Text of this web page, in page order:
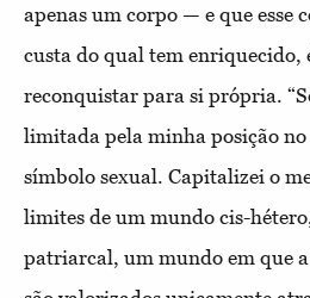
apenas um corpo — e que esse
custa do qual tem enriquecido,
reconquistar para si própria.
limitada pela minha posição
símbolo sexual. Capitalizei o
limites de um mundo cis-
patriarcal, um mundo em que a